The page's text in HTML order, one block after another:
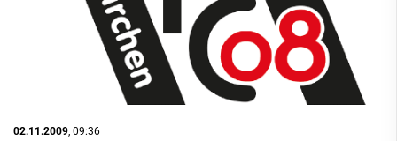
02.11.2009 , 09:36